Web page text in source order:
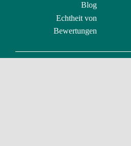
Blog
Echtheit von
Bewertungen